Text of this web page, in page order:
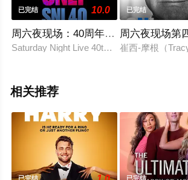
已完结 10.0
周六夜现场：40周年特别庆典
Saturday Night Live 40th Anniversary
已完结
周六夜现场第
崔西-摩根（
相关推荐
已完结 已完结